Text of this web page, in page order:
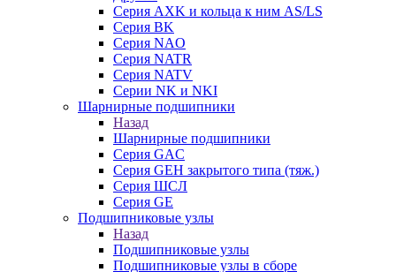
Серия AXK и кольца к ним AS/LS
Серия BK
Серия NAO
Серия NATR
Серия NATV
Серии NK и NKI
Шарнирные подшипники
Назад
Шарнирные подшипники
Серия GAC
Серия GEH закрытого типа (тяж.)
Серия ШСЛ
Серия GE
Подшипниковые узлы
Назад
Подшипниковые узлы
Подшипниковые узлы в сборе